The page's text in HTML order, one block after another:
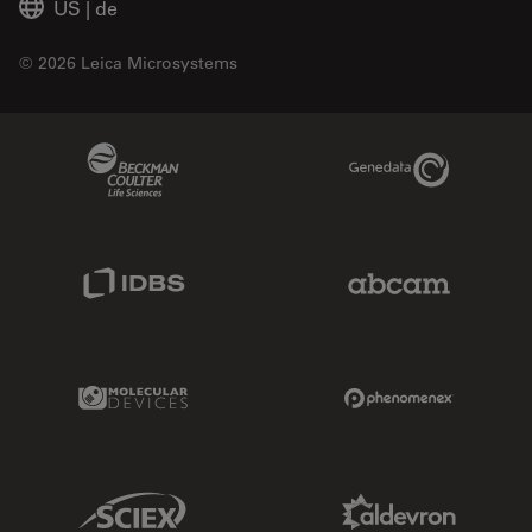
US | de
© 2026 Leica Microsystems
Genedata Link
IDBS Link
Molecular Devices Link
Sciex Link